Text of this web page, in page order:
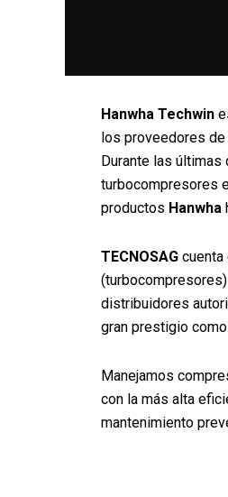
Hanwha Techwin
los proveedores
Durante las últimas
turbocompresores
productos Hanwha
TECNOSAG
distribuidores
gran prestigio
Manejamos
con la más alta
mantenimiento